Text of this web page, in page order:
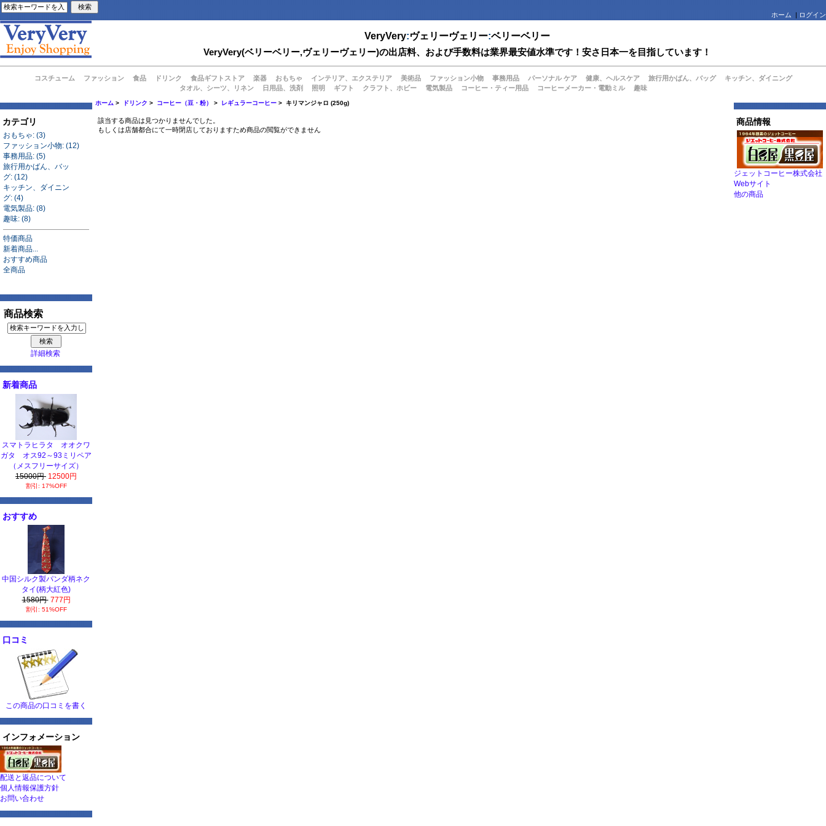
ホーム | ログイン
VeryVery:ヴェリーヴェリー:ベリーベリー
VeryVery(ベリーベリー,ヴェリーヴェリー)の出店料、および手数料は業界最安値水準です！安さ日本一を目指しています！
コスチューム ファッション 食品 ドリンク 食品ギフトストア 楽器 おもちゃ インテリア、エクステリア 美術品 ファッション小物 事務用品 パーソナル ケア 健康、ヘルスケア 旅行用かばん、バッグ
キッチン、ダイニング
タオル、シーツ、リネン
日用品、洗剤 照明 ギフト クラフト、ホビー 電気製品 コーヒー・ティー用品 コーヒーメーカー・電動ミル 趣味
カテゴリ
おもちゃ: (3)
ファッション小物: (12)
事務用品: (5)
旅行用かばん、バッ
グ: (12)
キッチン、ダイニン
グ: (4)
電気製品: (8)
趣味: (8)
特価商品
新着商品...
おすすめ商品
全商品
商品検索
詳細検索
新着商品
スマトラヒラタ オオクワ
ガタ オス92～93ミリペア
（メスフリーサイズ）
15000円 12500円
割引: 17%OFF
おすすめ
中国シルク製パンダ柄ネク
タイ(柄大紅色)
1580円 777円
割引: 51%OFF
口コミ
この商品の口コミを書く
インフォメーション
配送と返品について
個人情報保護方針
お問い合わせ
ホーム > ドリンク > コーヒー（豆・粉） > レギュラーコーヒー > キリマンジャロ (250g)
該当する商品は見つかりませんでした。
もしくは店舗都合にて一時閉店しておりますため商品の閲覧ができません
商品情報
ジェットコーヒー株式会社
Webサイト
他の商品